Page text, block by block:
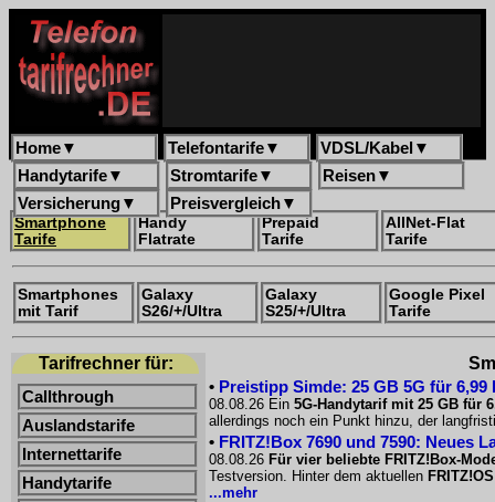
Home▼ Telefontarife▼ VDSL/Kabel ▼
Handytarife▼ Stromtarife▼ Reisen▼
Versicherung▼ Preisvergleich▼
Smartphone
Tarife
Handy
Flatrate
Prepaid
Tarife
AllNet-Flat
Tarife
Smartphones
mit Tarif
Galaxy
S26/+/Ultra
Galaxy
S25/+/Ultra
Google Pixel
Tarife
Tarifrechner für:
Callthrough
Auslandstarife
Internettarife
Handytarife
• Preistipp Simde: 25 GB 5G für
08.08.26 Ein 5G-Handytarif mit 25 GB für
allerdings noch ein Punkt hinzu, der
• FRITZ!Box 7690 und 7590: Neues
08.08.26 Für vier beliebte FRITZ!Box-
Testversion. Hinter dem aktuellen
...mehr